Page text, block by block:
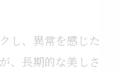
し、異常を感じた
、長期的な美しさ